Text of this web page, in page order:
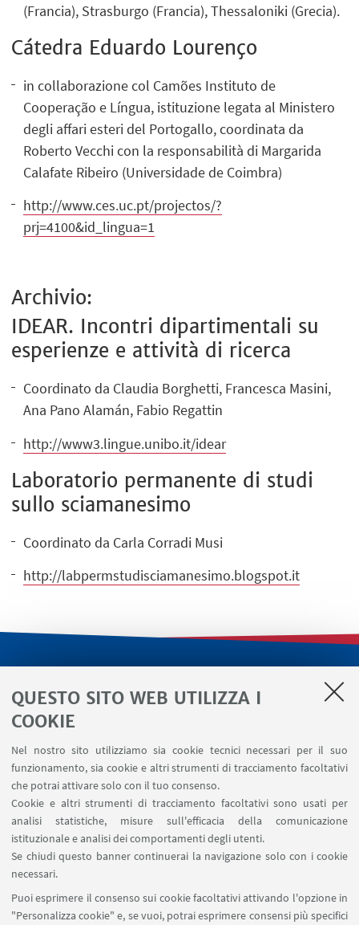
QUESTO SITO WEB UTILIZZA I
COOKIE
Nel nostro sito utilizziamo sia cookie tecnici necessari per il suo
funzionamento, sia cookie e altri strumenti di tracciamento facoltativi
che potrai attivare solo con il tuo consenso.
Cookie e altri strumenti di tracciamento facoltativi sono usati per
analisi statistiche, misure sull'efficacia della comunicazione
istituzionale e analisi dei comportamenti degli utenti.
Se chiudi questo banner continuerai la navigazione solo con i cookie
necessari.
Puoi esprimere il consenso sui cookie facoltativi attivando l'opzione in
"Personalizza cookie" e, se vuoi, potrai esprimere consensi più specifici
(Francia), Strasburgo (Francia), Thessaloniki (Grecia).
Cátedra Eduardo Lourenço
in collaborazione col Camões Instituto de
Cooperação e Língua, istituzione legata al Ministero
degli affari esteri del Portogallo, coordinata da
Roberto Vecchi con la responsabilità di Margarida
Calafate Ribeiro (Universidade de Coimbra)
http://www.ces.uc.pt/projectos/?
prj=4100&id_lingua=1
Archivio:
IDEAR. Incontri dipartimentali su
esperienze e attività di ricerca
Coordinato da Claudia Borghetti, Francesca Masini,
Ana Pano Alamán, Fabio Regattin
http://www3.lingue.unibo.it/idear
Laboratorio permanente di studi
sullo sciamanesimo
Coordinato da Carla Corradi Musi
http://labpermstudisciamanesimo.blogspot.it
Segnala un evento
Contatti
SEGUI IL DIPARTIMENTO SU:
SEGUI UNIBO SU: